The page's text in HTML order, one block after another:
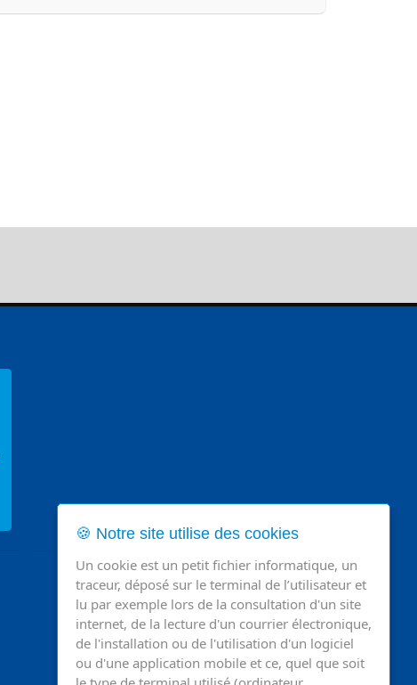
🍪 Notre site utilise des cookies
Un cookie est un petit fichier informatique, un
traceur, déposé sur le terminal de l’utilisateur et
lu par exemple lors de la consultation d'un site
internet, de la lecture d'un courrier électronique,
de l'installation ou de l'utilisation d'un logiciel
ou d'une application mobile et ce, quel que soit